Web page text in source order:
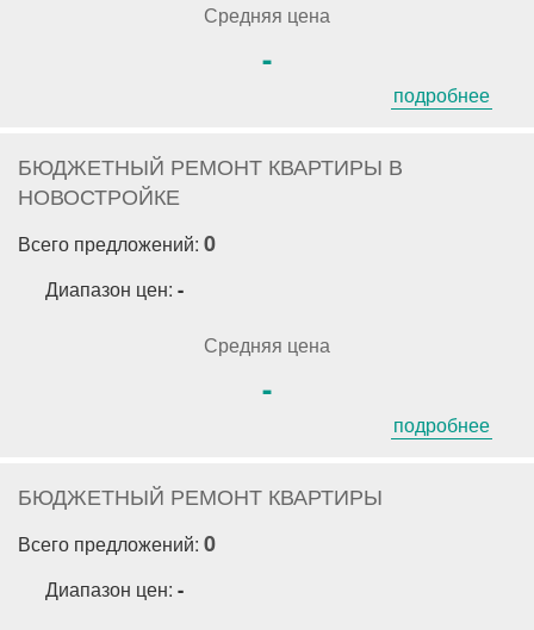
Средняя цена
-
подробнее
БЮДЖЕТНЫЙ РЕМОНТ КВАРТИРЫ В
НОВОСТРОЙКЕ
Всего предложений: 0
Диапазон цен: -
Средняя цена
-
подробнее
БЮДЖЕТНЫЙ РЕМОНТ КВАРТИРЫ
Всего предложений: 0
Диапазон цен: -